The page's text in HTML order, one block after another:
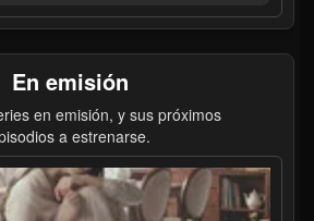
En emisión
en emisión, y sus próximos
a estrenarse.